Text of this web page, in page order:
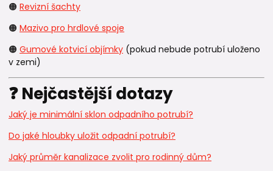
🟠 Revizní šachty
🟠 Mazivo pro hrdlové spoje
🟠 Gumové kotvicí objímky (pokud nebude potrubí uloženo
v zemi)
❓ Nejčastější dotazy
Jaký je minimální sklon odpadního potrubí?
Do jaké hloubky uložit odpadní potrubí?
Jaký průměr kanalizace zvolit pro rodinný dům?